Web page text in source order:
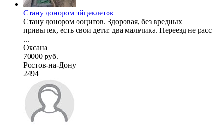
Стану донором яйцеклеток
Стану донором ооцитов. Здоровая, без вредных
привычек, есть свои дети: два мальчика. Переезд не расс
...
Оксана
70000 руб.
Ростов-на-Дону
2494